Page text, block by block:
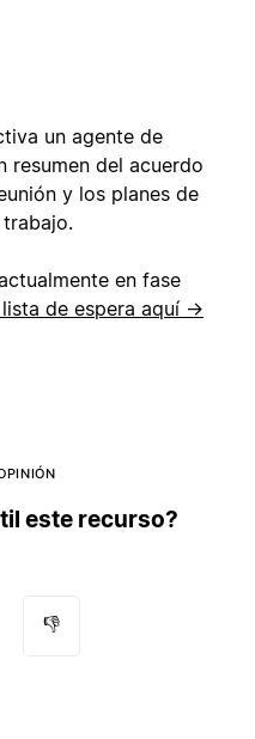
un agente de
resumen del acuerdo
y los planes de
en fase
de espera aquí →
este recurso?
👎